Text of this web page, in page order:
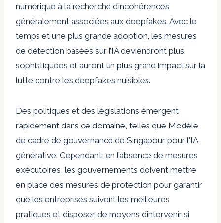
numérique à la recherche d’incohérences
généralement associées aux deepfakes. Avec le
temps et une plus grande adoption, les mesures
de détection basées sur l’IA deviendront plus
sophistiquées et auront un plus grand impact sur la
lutte contre les deepfakes nuisibles.
Des politiques et des législations émergent
rapidement dans ce domaine, telles que Modèle
de cadre de gouvernance de Singapour pour l'IA
générative. Cependant, en l’absence de mesures
exécutoires, les gouvernements doivent mettre
en place des mesures de protection pour garantir
que les entreprises suivent les meilleures
pratiques et disposer de moyens d’intervenir si